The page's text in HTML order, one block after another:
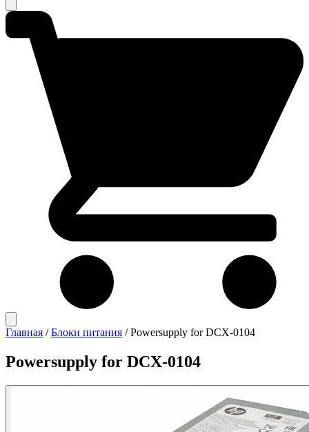
Главная / Блоки питания / Powersupply for DCX-0104
Powersupply for DCX-0104